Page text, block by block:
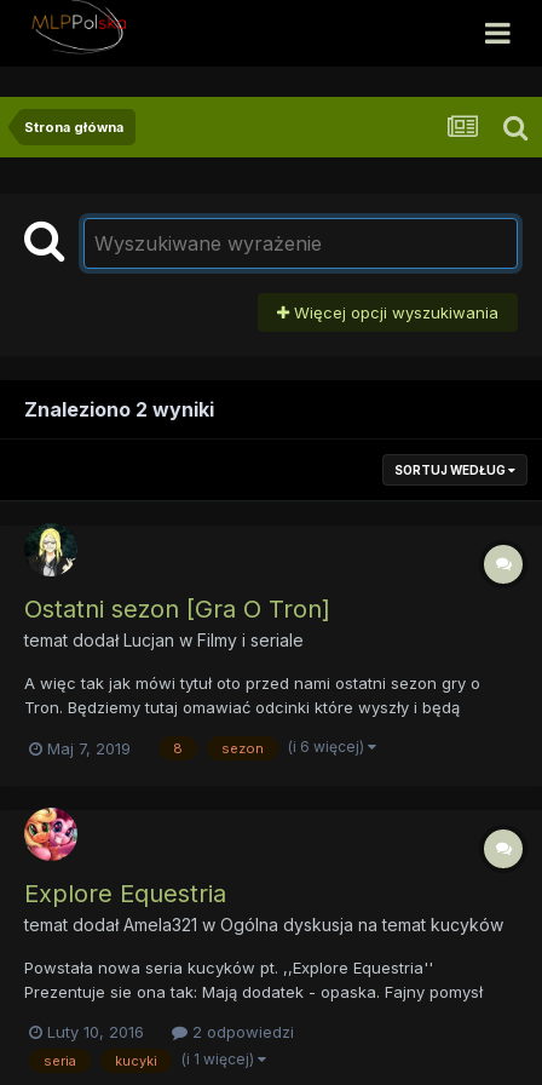
Strona główna
Więcej opcji wyszukiwania
Znaleziono 2 wyniki
SORTUJ WEDŁUG
Ostatni sezon [Gra O Tron]
temat dodałLucjan w Filmy i seriale
A więc tak jak mówi tytuł oto przed nami ostatni sezon gry o
Tron. Będziemy tutaj omawiać odcinki które wyszły i będą
razu po zobaczeniu odcinka napisać coś o nim tutaj bo jednak
Maj 7, 2019 8 sezon (i 6 więcej)
Explore Equestria
temat dodałAmela321 w Ogólna dyskusja na temat kucyków
Powstała nowa seria kucyków pt. ,,Explore Equestria''
Prezentuje sie ona tak: Mają dodatek - opaska. Fajny pomysł
pudełku pisze, że jest to Pursey Pink. Czyżby to bedzie jakiś
ważny kucyk w sezonie 6?...
Luty 10, 2016 2 odpowiedzi
seria kucyki (i 1 więcej)